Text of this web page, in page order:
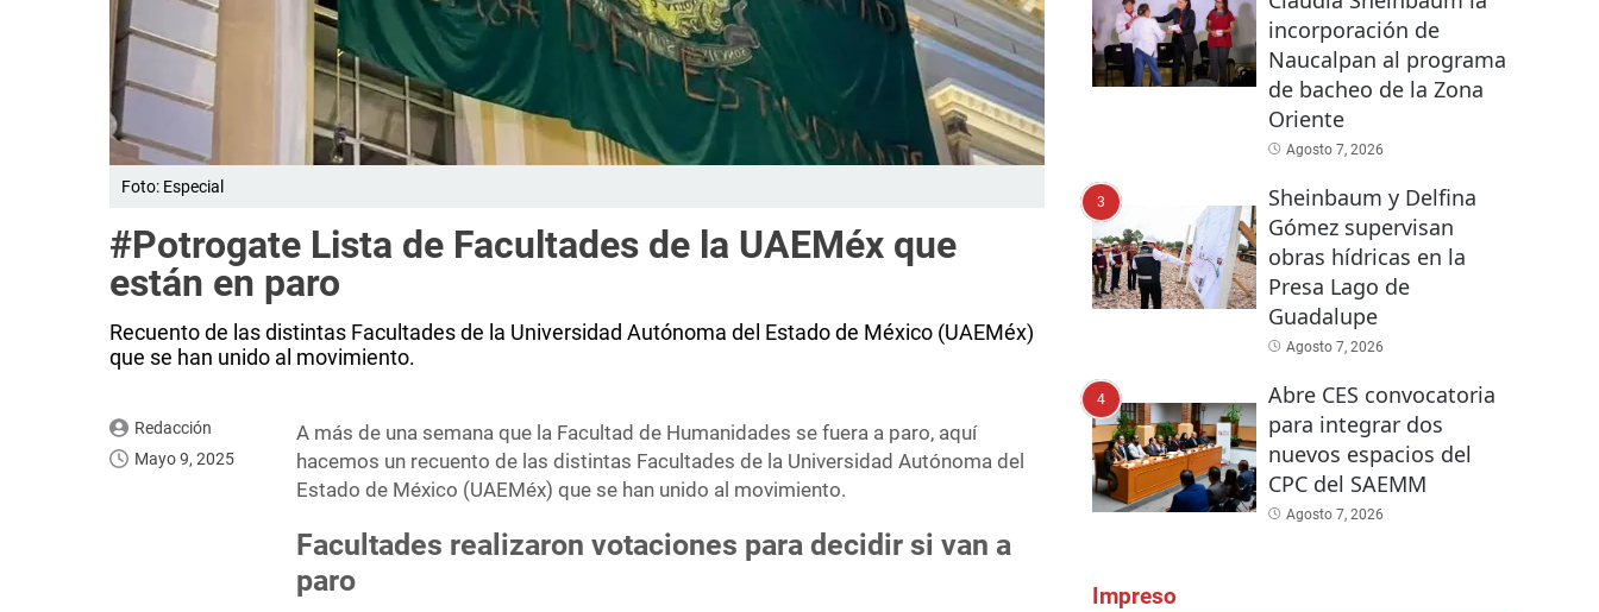
Foto: Especial
#Potrogate Lista de Facultades de la UAEMéx que
están en paro
Recuento de las distintas Facultades de la Universidad Autónoma del Estado de México (UAEMéx)
que se han unido al movimiento.
Redacción
Mayo 9, 2025
A más de una semana que la Facultad de Humanidades se fuera a paro, aquí
hacemos un recuento de las distintas Facultades de la Universidad Autónoma del
Estado de México (UAEMéx) que se han unido al movimiento.
Facultades realizaron votaciones para decidir si van a
paro
incorporación de
Naucalpan al programa
de bacheo de la Zona
Oriente
Agosto 7, 2026
3
Sheinbaum y Delfina
Gómez supervisan
obras hídricas en la
Presa Lago de
Guadalupe
Agosto 7, 2026
4
Abre CES convocatoria
para integrar dos
nuevos espacios del
CPC del SAEMM
Agosto 7, 2026
Impreso